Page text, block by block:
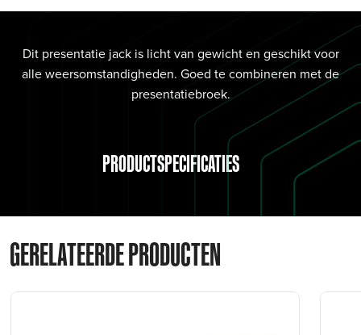
Dit presentatie jack is licht van gewicht en geschikt voor
alle weersomstandigheden. Goed te combineren met de
presentatiebroek.
PRODUCTSPECIFICATIES
GERELATEERDE PRODUCTEN